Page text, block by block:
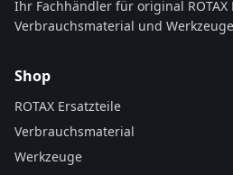
Ihr Fachhändler für original ROTAX
Verbrauchsmaterial und
Shop
ROTAX Ersatzteile
Verbrauchsmaterial
Werkzeuge